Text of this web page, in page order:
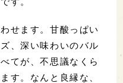
せます。甘酸っぱい
、深い味わいのバル
てが、不思議なくら
す。なんと良縁な、